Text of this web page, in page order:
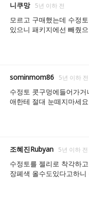
니쿠망 5년 이하 전
모르고 구매했는데 수정
있으니 패키지에선 빼줬
sominmom86 5년 이하 전
수정토 콧구멍에들어가
애한테 절대 눈떼지마세요
조혜진Rubyan 5년 이하 전
수정토를 젤리로 착각하
장폐색 올수도있다고하